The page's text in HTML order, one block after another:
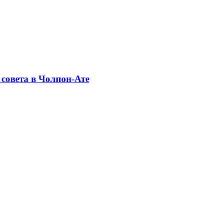
в Чолпон-Ате